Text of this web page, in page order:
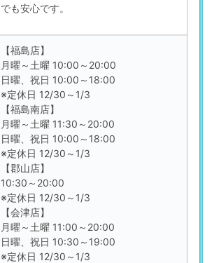
でも安心です。
【福島店】
月曜～土曜 10:00～20:00
日曜、祝日 10:00～18:00
※定休日 12/30～1/3
【福島南店】
月曜～土曜 11:30～20:00
日曜、祝日 10:00～18:00
※定休日 12/30～1/3
【郡山店】
10:30～20:00
※定休日 12/30～1/3
【会津店】
月曜～土曜 11:00～20:00
日曜、祝日 10:30～19:00
※定休日 12/30～1/3